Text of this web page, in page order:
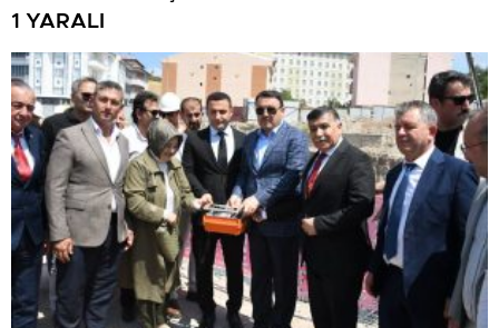
1 YARALI